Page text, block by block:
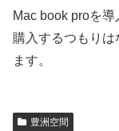
Mac book proを
購入するつもり
ます。
豊洲空間